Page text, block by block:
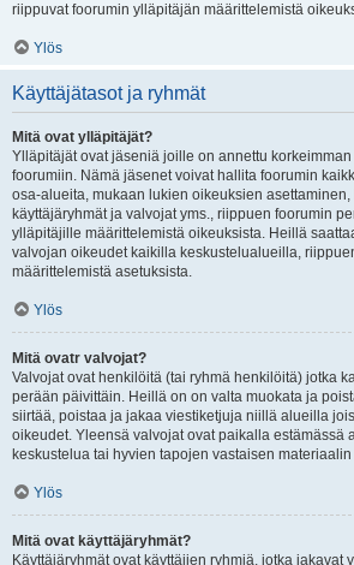
riippuvat foorumin ylläpitäjän määrittelemistä
Ylös
Käyttäjätasot ja ryhmät
Mitä ovat ylläpitäjät?
Ylläpitäjät ovat jäseniä joille on annettu
foorumiin. Nämä jäsenet voivat hallita foorumin
osa-alueita, mukaan lukien oikeuksien
käyttäjäryhmät ja valvojat yms., riippuen foorumin
ylläpitäjille määrittelemistä oikeuksista. Heillä
valvojan oikeudet kaikilla keskustelualueilla,
määrittelemistä asetuksista.
Ylös
Mitä ovatr valvojat?
Valvojat ovat henkilöitä (tai ryhmä henkilöitä) jotka
perään päivittäin. Heillä on on valta muokata ja
siirtää, poistaa ja jakaa viestiketjuja niillä alueilla
oikeudet. Yleensä valvojat ovat paikalla estämässä
keskustelua tai hyvien tapojen vastaisen
Ylös
Mitä ovat käyttäjäryhmät?
Käyttäjäryhmät ovat käyttäjien ryhmiä, jotka jakavat